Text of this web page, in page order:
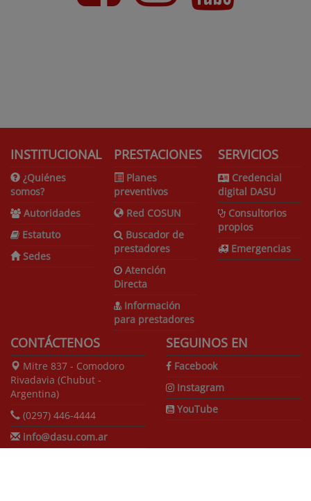
INSTITUCIONAL
¿Quiénes
somos?
Autoridades
Estatuto
Sedes
PRESTACIONES
Planes
preventivos
Red COSUN
Buscador de
prestadores
Atención
Directa
Información
para prestadores
SERVICIOS
Credencial
digital DASU
Consultorios
propios
Emergencias
CONTÁCTENOS
Mitre 837 - Comodoro
Rivadavia (Chubut -
Argentina)
(0297) 446-4444
info@dasu.com.ar
SEGUINOS EN
Facebook
Instagram
YouTube